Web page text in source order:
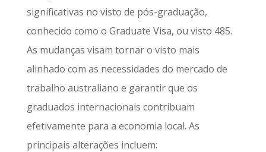
significativas no visto de pós-graduação,
conhecido como o Graduate Visa, ou visto 485.
As mudanças visam tornar o visto mais
alinhado com as necessidades do mercado de
trabalho australiano e garantir que os
graduados internacionais contribuam
efetivamente para a economia local. As
principais alterações incluem: